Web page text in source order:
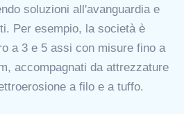
soluzioni all'avanguardia e
Per esempio, la società è
a 3 e 5 assi con misure fino a
accompagnati da attrezzature
a filo e a tuffo.